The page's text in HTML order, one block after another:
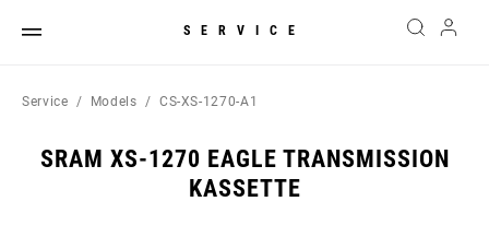
SERVICE
Service Models CS-XS-1270-A1
SRAM XS-1270 EAGLE TRANSMISSION
KASSETTE